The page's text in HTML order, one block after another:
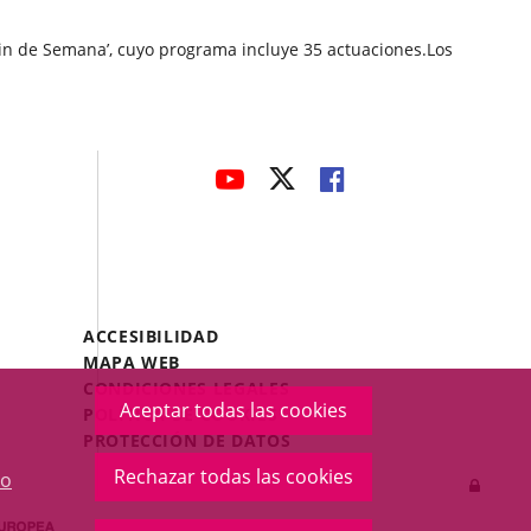
Aceptar todas las cookies
Rechazar todas las cookies
Semana’, cuyo programa incluye 35 actuaciones.Los
ENLACEENLACEENLACE
Menú
Legal
Footer
ACCESIBILIDAD
MAPA WEB
CONDICIONES LEGALES
POLÍTICA DE COOKIES
PROTECCIÓN DE DATOS